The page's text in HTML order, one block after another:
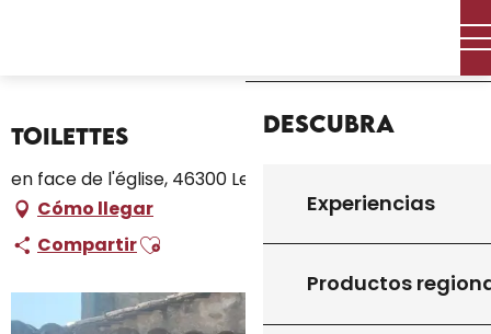
Descubra
Experiencias
Productos
Toilettes
en face de l'église, 46300 Le Vigan
Cómo llegar
CompartirAjouter aux favoris